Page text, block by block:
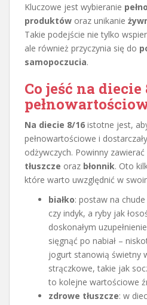
Kluczowe jest wybieranie
produktów oraz unikanie
Takie podejście nie tylko
ale również przyczynia się do
samopoczucia.
Co jeść na diecie
Na diecie 8/16 istotne jest,
pełnowartościowe i
odżywczych. Powinny zawierać
tłuszcze oraz błonnik. Oto
które warto uwzględnić w
białko: postaw na
czy indyk, a ryby jak
doskonałym
sięgnąć po nabiał –
jogurt stanowią świetny
strączkowe, takie jak
to kolejne wartościowe
zdrowe tłuszcze: w